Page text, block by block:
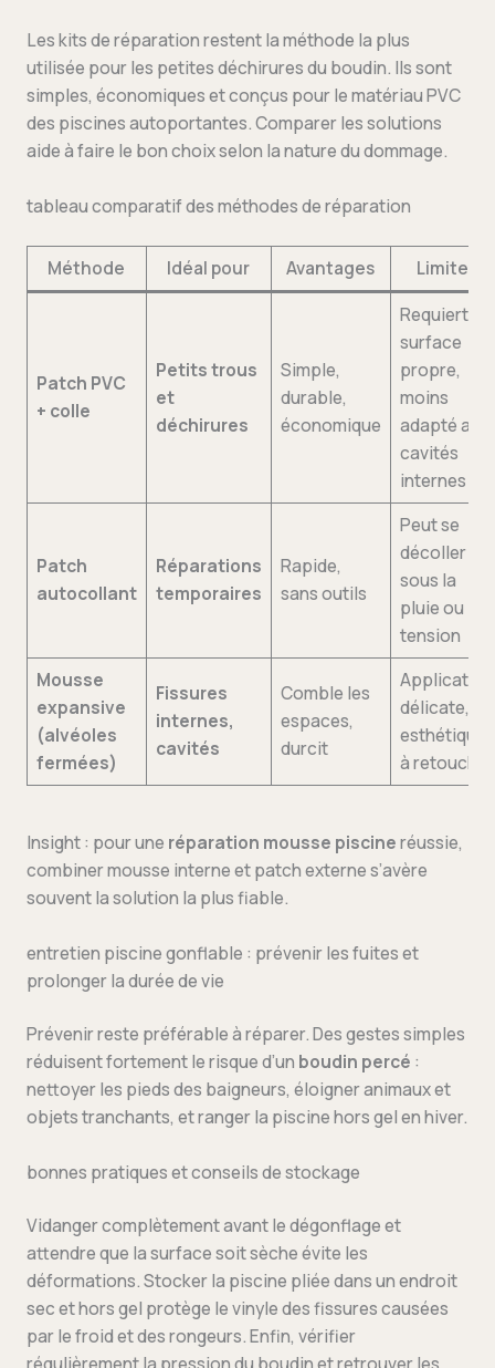
Les kits de réparation restent la méthode la plus
utilisée pour les petites déchirures du boudin. Ils sont
simples, économiques et conçus pour le matériau PVC
des piscines autoportantes. Comparer les solutions
aide à faire le bon choix selon la nature du dommage.
tableau comparatif des méthodes de réparation
Méthode Idéal pour Avantages Limites
Patch PVC
+ colle
Petits trous
et
déchirures
Simple,
durable,
économique
Requiert
surface
propre,
moins
adapté aux
cavités
internes
Patch
autocollant
Réparations
temporaires
Rapide,
sans outils
Peut se
décoller
sous la
pluie ou
tension
Mousse
expansive
(alvéoles
fermées)
Fissures
internes,
cavités
Comble les
espaces,
durcit
Application
délicate,
esthétique
à retoucher
Insight : pour une réparation mousse piscineréussie,
combiner mousse interne et patch externe s’avère
souvent la solution la plus fiable.
entretien piscine gonflable : prévenir les fuites et
prolonger la durée de vie
Prévenir reste préférable à réparer. Des gestes simples
réduisent fortement le risque d’un boudin percé :
nettoyer les pieds des baigneurs, éloigner animaux et
objets tranchants, et ranger la piscine hors gel en hiver.
bonnes pratiques et conseils de stockage
Vidanger complètement avant le dégonflage et
attendre que la surface soit sèche évite les
déformations. Stocker la piscine pliée dans un endroit
sec et hors gel protège le vinyle des fissures causées
par le froid et des rongeurs. Enfin, vérifier